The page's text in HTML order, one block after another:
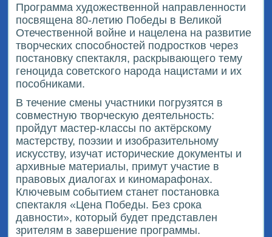
Программа художественной направленности
посвящена 80-летию Победы в Великой
Отечественной войне и нацелена на развитие
творческих способностей подростков через
постановку спектакля, раскрывающего тему
геноцида советского народа нацистами и их
пособниками.
В течение смены участники погрузятся в
совместную творческую деятельность:
пройдут мастер-классы по актёрскому
мастерству, поэзии и изобразительному
искусству, изучат исторические документы и
архивные материалы, примут участие в
правовых диалогах и киномарафонах.
Ключевым событием станет постановка
спектакля «Цена Победы. Без срока
давности», который будет представлен
зрителям в завершение программы.